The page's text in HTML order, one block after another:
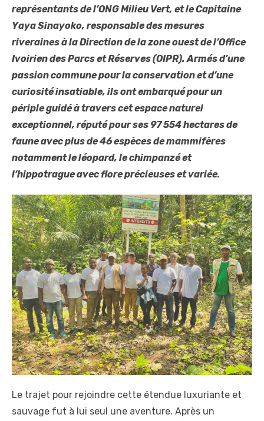
représentants de l’ONG Milieu Vert, et le Capitaine
Yaya Sinayoko, responsable des mesures
riveraines à la Direction de la zone ouest de l’Office
Ivoirien des Parcs et Réserves (OIPR). Armés d’une
passion commune pour la conservation et d’une
curiosité insatiable, ils ont embarqué pour un
périple guidé à travers cet espace naturel
exceptionnel, réputé pour ses 97 554 hectares de
faune avec plus de 46 espèces de mammifères
notamment le léopard, le chimpanzé et
l’hippotrague avec flore précieuses et variée.
Le trajet pour rejoindre cette étendue luxuriante et
sauvage fut à lui seul une aventure. Après un